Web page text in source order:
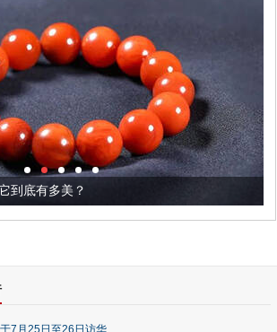
到底有多美？
7月25日至26日访华